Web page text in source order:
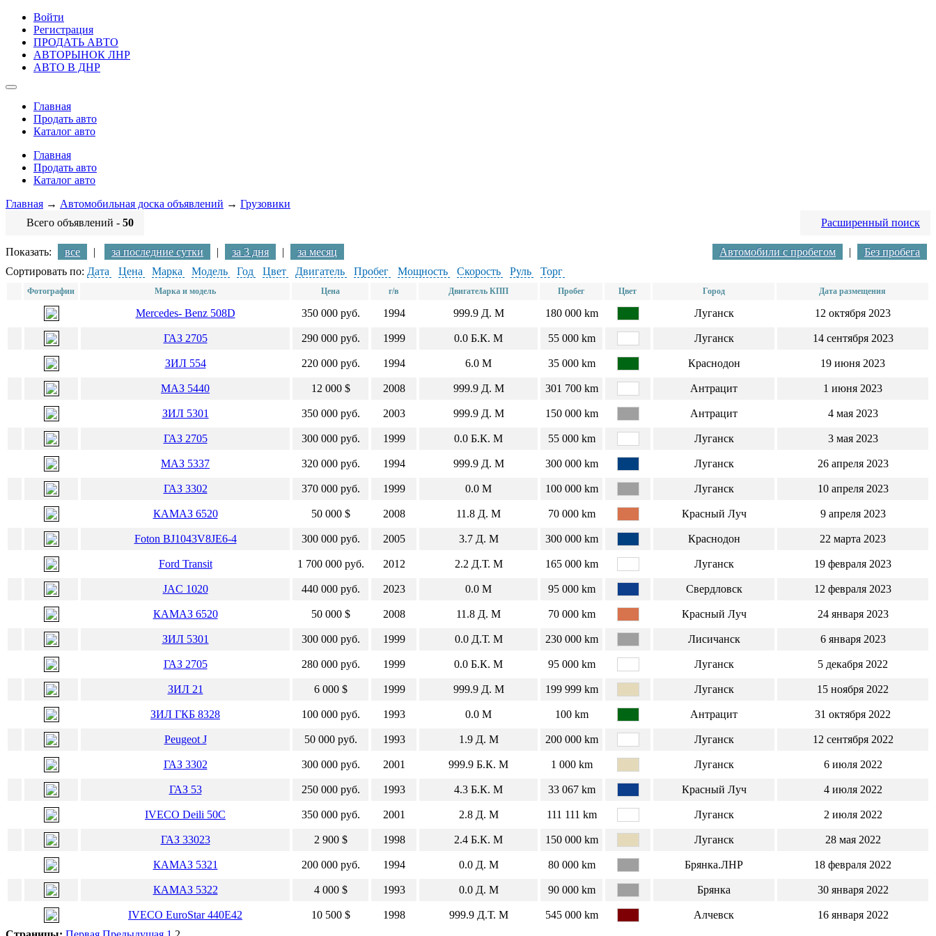
Войти
Регистрация
ПРОДАТЬ АВТО
АВТОРЫНОК ЛНР
АВТО В ДНР
Главная
Продать авто
Каталог авто
Главная
Продать авто
Каталог авто
Главная → Автомобильная доска объявлений → Грузовики
Всего объявлений - 50 Расширенный поиск
Показать: все | за последние сутки | за 3 дня | за месяц Автомобили с пробегом |
Без пробега
Сортировать по: Дата Цена Марка Модель Год Цвет Двигатель Пробег Мощность Скорость Руль Торг
Фотографии Марка и модель Цена г/в Двигатель КПП Пробег Цвет Город Дата размещения
Mercedes- Benz 508D 350 000 руб. 1994 999.9 Д. М 180 000 km Луганск 12 октября 2023
ГАЗ 2705 290 000 руб. 1999 0.0 Б.К. М 55 000 km Луганск 14 сентября 2023
ЗИЛ 554 220 000 руб. 1994 6.0 М 35 000 km Краснодон 19 июня 2023
МАЗ 5440 12 000 $ 2008 999.9 Д. М 301 700 km Антрацит 1 июня 2023
ЗИЛ 5301 350 000 руб. 2003 999.9 Д. М 150 000 km Антрацит 4 мая 2023
ГАЗ 2705 300 000 руб. 1999 0.0 Б.К. М 55 000 km Луганск 3 мая 2023
МАЗ 5337 320 000 руб. 1994 999.9 Д. М 300 000 km Луганск 26 апреля 2023
ГАЗ 3302 370 000 руб. 1999 0.0 М 100 000 km Луганск 10 апреля 2023
КАМАЗ 6520 50 000 $ 2008 11.8 Д. М 70 000 km Красный Луч 9 апреля 2023
Foton BJ1043V8JE6-4 300 000 руб. 2005 3.7 Д. М 300 000 km Краснодон 22 марта 2023
Ford Transit 1 700 000 руб. 2012 2.2 Д.Т. М 165 000 km Луганск 19 февраля 2023
JAC 1020 440 000 руб. 2023 0.0 М 95 000 km Свердловск 12 февраля 2023
КАМАЗ 6520 50 000 $ 2008 11.8 Д. М 70 000 km Красный Луч 24 января 2023
ЗИЛ 5301 300 000 руб. 1999 0.0 Д.Т. М 230 000 km Лисичанск 6 января 2023
ГАЗ 2705 280 000 руб. 1999 0.0 Б.К. М 95 000 km Луганск 5 декабря 2022
ЗИЛ 21 6 000 $ 1999 999.9 Д. М 199 999 km Луганск 15 ноября 2022
ЗИЛ ГКБ 8328 100 000 руб. 1993 0.0 М 100 km Антрацит 31 октября 2022
Peugeot J 50 000 руб. 1993 1.9 Д. М 200 000 km Луганск 12 сентября 2022
ГАЗ 3302 300 000 руб. 2001 999.9 Б.К. М 1 000 km Луганск 6 июля 2022
ГАЗ 53 250 000 руб. 1993 4.3 Б.К. М 33 067 km Красный Луч 4 июля 2022
IVECO Deili 50C 350 000 руб. 2001 2.8 Д. М 111 111 km Луганск 2 июля 2022
ГАЗ 33023 2 900 $ 1998 2.4 Б.К. М 150 000 km Луганск 28 мая 2022
КАМАЗ 5321 200 000 руб. 1994 0.0 Д. М 80 000 km Брянка.ЛНР 18 февраля 2022
КАМАЗ 5322 4 000 $ 1993 0.0 Д. М 90 000 km Брянка 30 января 2022
IVECO EuroStar 440E42 10 500 $ 1998 999.9 Д.Т. М 545 000 km Алчевск
16 января 2022